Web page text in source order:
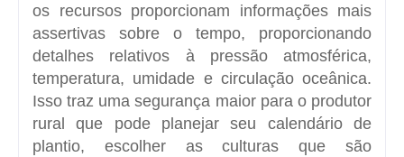
os recursos proporcionam informações mais
assertivas sobre o tempo, proporcionando
detalhes relativos à pressão atmosférica,
temperatura, umidade e circulação oceânica.
Isso traz uma segurança maior para o produtor
rural que pode planejar seu calendário de
plantio, escolher as culturas que são